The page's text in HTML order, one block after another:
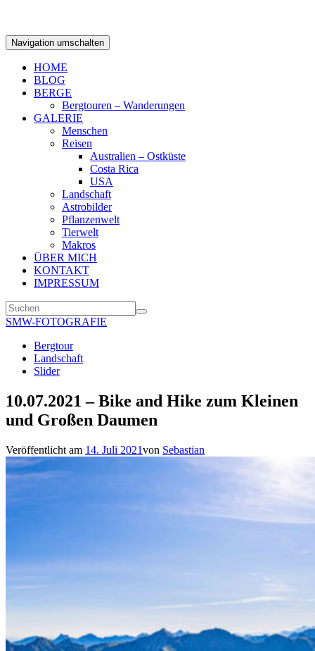
Navigation umschalten
HOME
BLOG
BERGE
Bergtouren – Wanderungen
GALERIE
Menschen
Reisen
Australien – Ostküste
Costa Rica
USA
Landschaft
Astrobilder
Pflanzenwelt
Tierwelt
Makros
ÜBER MICH
KONTAKT
IMPRESSUM
SMW-FOTOGRAFIE
Bergtour
Landschaft
Slider
10.07.2021 – Bike and Hike zum Kleinen
und Großen Daumen
Veröffentlicht am 14. Juli 2021von Sebastian